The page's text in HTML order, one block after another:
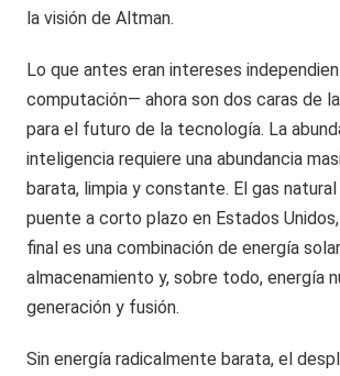
la visión de Altman.
Lo que antes eran intereses
computación— ahora son dos caras de
para el futuro de la tecnología. La
inteligencia requiere una abundancia
barata, limpia y constante. El gas
puente a corto plazo en Estados
final es una combinación de energía
almacenamiento y, sobre todo, energía
generación y fusión.
Sin energía radicalmente barata, el